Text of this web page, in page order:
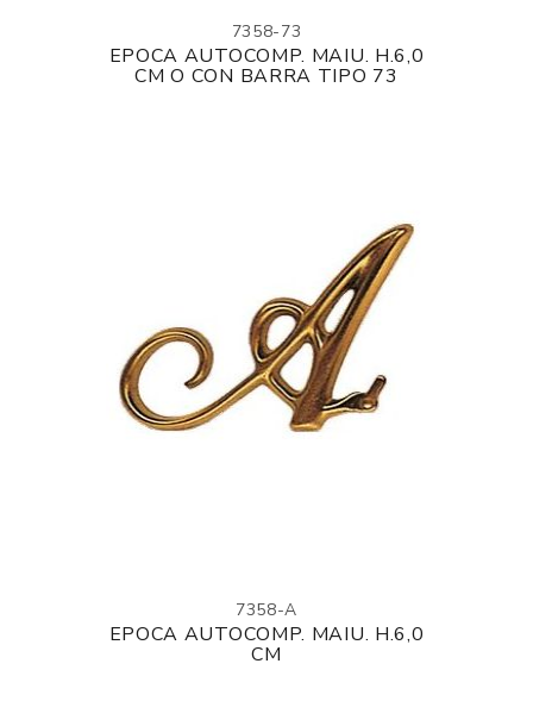
7358-73
EPOCA AUTOCOMP. MAIU. H.6,0
CM O CON BARRA TIPO 73
7358-A
EPOCA AUTOCOMP. MAIU. H.6,0
CM